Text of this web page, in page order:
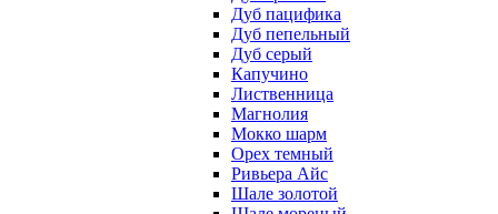
Дуб пацифика
Дуб пепельный
Дуб серый
Капучино
Лиственница
Магнолия
Мокко шарм
Орех темный
Ривьера Айс
Шале золотой